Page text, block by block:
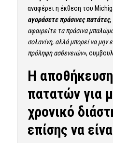
αναφέρει η έκθεση του
αγοράσετε πράσινες πατάτες,
αφαιρείτε τα πράσινα
σολανίνη, αλλά μπορεί να μην
πρόληψη ασθενειών»,
Η
πατατών για
χρονικό
επίσης να